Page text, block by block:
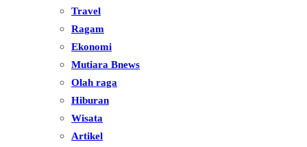
Travel
Ragam
Ekonomi
Mutiara Bnews
Olah raga
Hiburan
Wisata
Artikel